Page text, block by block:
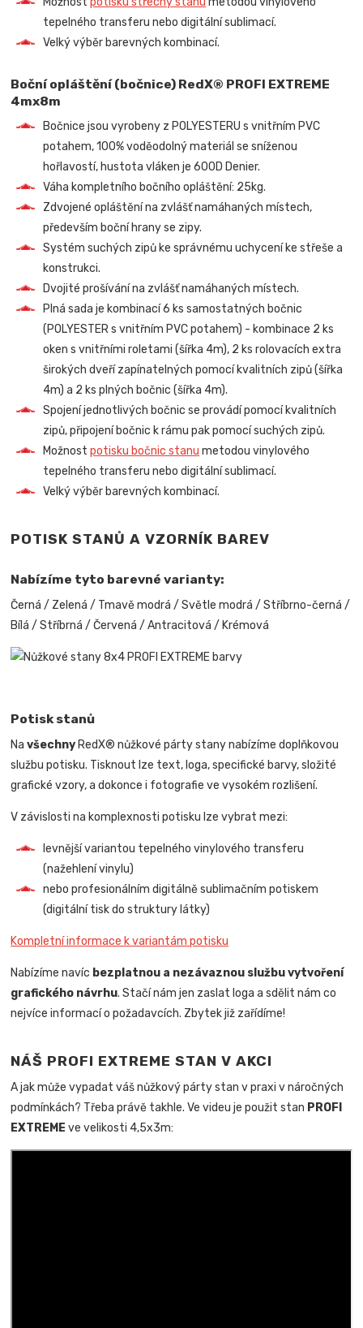
tepelného transferu nebo digitální sublimací.
Velký výběr barevných kombinací.
Boční opláštění (bočnice) RedX® PROFI EXTREME
4mx8m
Bočnice jsou vyrobeny z POLYESTERU s vnitřním PVC
potahem, 100% voděodolný materiál se sníženou
hořlavostí, hustota vláken je 600D Denier.
Váha kompletního bočního opláštění: 25kg.
Zdvojené opláštění na zvlášť namáhaných místech,
především boční hrany se zipy.
Systém suchých zipů ke správnému uchycení ke střeše a
konstrukci.
Dvojité prošívání na zvlášť namáhaných místech.
Plná sada je kombinací 6 ks samostatných bočnic
(POLYESTER s vnitřním PVC potahem) - kombinace 2 ks
oken s vnitřními roletami (šířka 4m), 2 ks rolovacích extra
širokých dveří zapínatelných pomocí kvalitních zipů (šířka
4m) a 2 ks plných bočnic (šířka 4m).
Spojení jednotlivých bočnic se provádí pomocí kvalitních
zipů, připojení bočnic k rámu pak pomocí suchých zipů.
Možnostpotisku bočnic stanu metodou vinylového
tepelného transferu nebo digitální sublimací.
Velký výběr barevných kombinací.
POTISK STANŮ A VZORNÍK BAREV
Nabízíme tyto barevné varianty:
Černá / Zelená / Tmavě modrá / Světle modrá / Stříbrno-černá /
Bílá / Stříbrná / Červená / Antracitová / Krémová
Potisk stanů
Navšechny RedX® nůžkové párty stany nabízíme doplňkovou
službu potisku. Tisknout lze text, loga, specifické barvy, složité
grafické vzory, a dokonce i fotografie ve vysokém rozlišení.
V závislosti na komplexnosti potisku lze vybrat mezi:
levnější variantou tepelného vinylového transferu
(nažehlení vinylu)
nebo profesionálním digitálně sublimačním potiskem
(digitální tisk do struktury látky)
Kompletní informace k variantám potisku
Nabízíme navíc bezplatnou a nezávaznou službu vytvoření
grafického návrhu. Stačí nám jen zaslat loga a sdělit nám co
nejvíce informací o požadavcích. Zbytek již zařídíme!
NÁŠ PROFI EXTREME STAN V AKCI
A jak může vypadat váš nůžkový párty stan v praxi v náročných
podmínkách? Třeba právě takhle. Ve videu je použit stan PROFI
EXTREME ve velikosti 4,5x3m: